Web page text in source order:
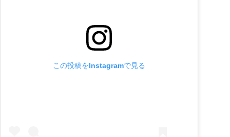
この投稿をInstagramで見る